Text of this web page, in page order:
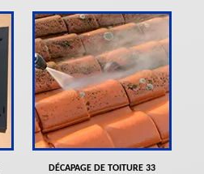
DÉCAPAGE DE TOITURE 33